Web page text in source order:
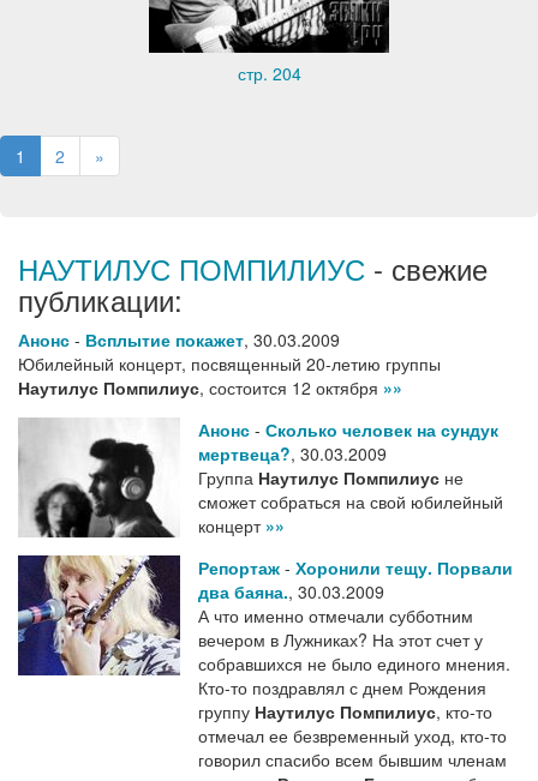
стр. 204
1 2 »
НАУТИЛУС ПОМПИЛИУС - свежие
публикации:
Анонс - Всплытие покажет, 30.03.2009
Юбилейный концерт, посвященный 20-летию группы
Наутилус Помпилиус, состоится 12 октября »»
Анонс - Сколько человек на сундук
мертвеца?, 30.03.2009
Группа Наутилус Помпилиус не
сможет собраться на свой юбилейный
концерт »»
Репортаж - Хоронили тещу. Порвали
два баяна., 30.03.2009
А что именно отмечали субботним
вечером в Лужниках? На этот счет у
собравшихся не было единого мнения.
Кто-то поздравлял с днем Рождения
группу Наутилус Помпилиус, кто-то
отмечал ее безвременный уход, кто-то
говорил спасибо всем бывшим членам